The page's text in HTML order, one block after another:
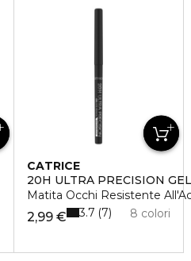
CATRICE
20H ULTRA PRECISION GEL
Matita Occhi Resistente
2,99 € 8 colori
3.7 7